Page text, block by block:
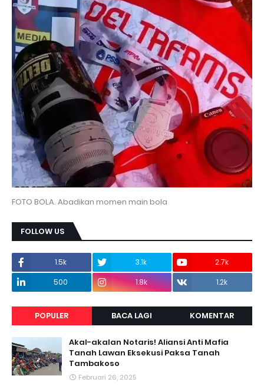
FOTO BOLA. Abadikan momen main bola
FOLLOW US
1.5k 3.1k
2.7k
500
1.8k 1.2k
POPULER BACA LAGI KOMENTAR
Akal-akalan Notaris! Aliansi Anti Mafia
Tanah Lawan Eksekusi Paksa Tanah
Tambakoso
Februari 26, 2025